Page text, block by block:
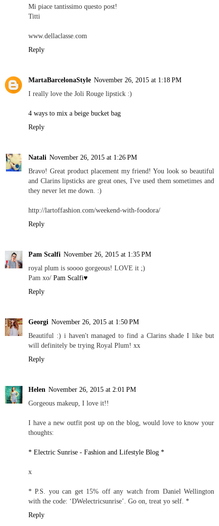
Mi piace tantissimo questo post!
Titti
www.dellaclasse.com
Reply
MartaBarcelonaStyle November 26, 2015 at 1:18 PM
I really love the Joli Rouge lipstick :)
4 ways to mix a beige bucket bag
Reply
Natali November 26, 2015 at 1:26 PM
Bravo! Great product placement my friend! You look so beautiful
and Clarins lipsticks are great ones, I've used them sometimes and
they never let me down. :)
http://lartoffashion.com/weekend-with-foodora/
Reply
Pam Scalfi November 26, 2015 at 1:35 PM
royal plum is soooo gorgeous! LOVE it ;)
Pam xo/ Pam Scalfi♥
Reply
Georgi November 26, 2015 at 1:50 PM
Beautiful :) i haven't managed to find a Clarins shade I like but
will definitely be trying Royal Plum! xx
Reply
Helen November 26, 2015 at 2:01 PM
Gorgeous makeup, I love it!!
I have a new outfit post up on the blog, would love to know your
thoughts:
* Electric Sunrise - Fashion and Lifestyle Blog *
x
* P.S. you can get 15% off any watch from Daniel Wellington
with the code: ‘DWelectricsunrise’. Go on, treat yo self. *
Reply